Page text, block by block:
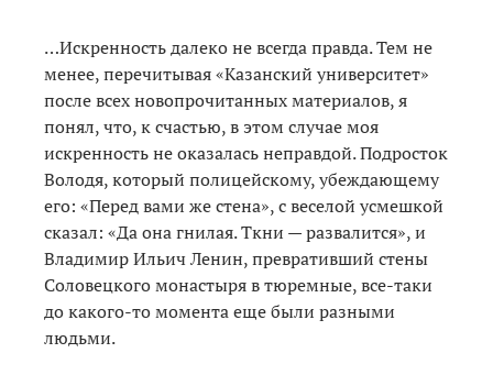
…Искренность далеко не всегда правда. Тем не
менее, перечитывая «Казанский университет»
после всех новопрочитанных материалов, я
понял, что, к счастью, в этом случае моя
искренность не оказалась неправдой. Подросток
Володя, который полицейскому, убеждающему
его: «Перед вами же стена», с веселой усмешкой
сказал: «Да она гнилая. Ткни — развалится», и
Владимир Ильич Ленин, превративший стены
Соловецкого монастыря в тюремные, все-таки
до какого-то момента еще были разными
людьми.